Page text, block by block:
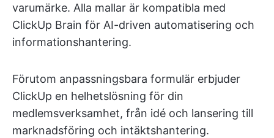
varumärke. Alla mallar är kompatibla med
ClickUp Brain för AI-driven automatisering och
informationshantering.
Förutom anpassningsbara formulär erbjuder
ClickUp en helhetslösning för din
medlemsverksamhet, från idé och lansering till
marknadsföring och intäktshantering.